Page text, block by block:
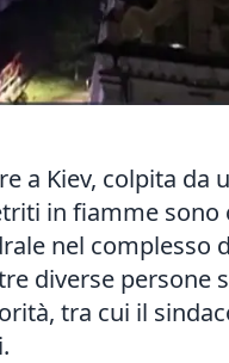
a Kiev, colpita da
in fiamme sono
nel complesso
diverse persone
tra cui il